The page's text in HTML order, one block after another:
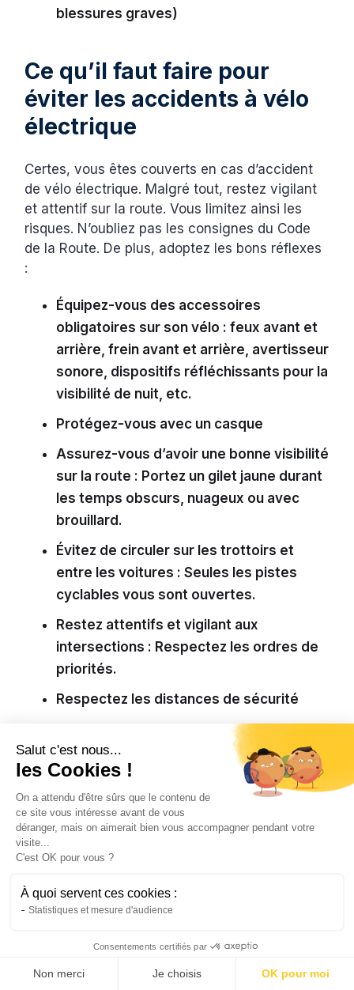
blessures graves)
Ce qu’il faut faire pour
éviter les accidents à vélo
électrique
Certes, vous êtes couverts en cas d’accident
de vélo électrique. Malgré tout, restez vigilant
et attentif sur la route. Vous limitez ainsi les
risques. N’oubliez pas les consignes du Code
de la Route. De plus, adoptez les bons réflexes
:
Équipez-vous des accessoires
obligatoires sur son vélo : feux avant et
arrière, frein avant et arrière, avertisseur
sonore, dispositifs réfléchissants pour la
visibilité de nuit, etc.
Protégez-vous avec un casque
Assurez-vous d’avoir une bonne visibilité
sur la route : Portez un gilet jaune durant
les temps obscurs, nuageux ou avec
brouillard.
Évitez de circuler sur les trottoirs et
entre les voitures : Seules les pistes
cyclables vous sont ouvertes.
Restez attentifs et vigilant aux
intersections : Respectez les ordres de
priorités.
Respectez les distances de sécurité
Respectez les codes de la route : Les
limites de vitesse entre autres.
Désormais, tous les VAE de plus de 2502 W
avec une vitesse de 25 km/h
une assurance responsabilité civile. En plus,
cela vous évite des dépenses trop élevées en
cas d’accidents responsables
indemnisations vont être de la prérogative de
votre compagnie d’assurances. Tel est le cas
endommagés, à l’intérieur du véhicule,
Salut c'est nous...
les Cookies !
On a attendu d'être sûrs que le contenu de
ce site vous intéresse avant de vous
déranger, mais on aimerait bien vous accompagner pendant votre
visite...
C'est OK pour vous ?
À quoi servent ces cookies :
Statistiques et mesure d'audience
Consentements certifiés par
Non merci Je choisis OK pour moi